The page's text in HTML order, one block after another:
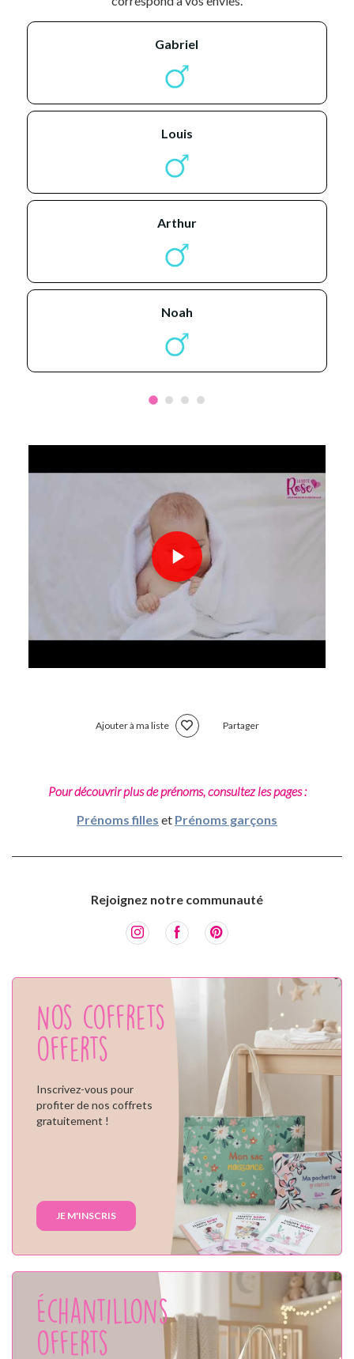
gabriel
louis
arthur
noah
Ajouter à ma liste Partager
Pour découvrir plus de prénoms, consultez les pages :
Prénoms filles et Prénoms garçons
Rejoignez notre communauté
Nos coffrets
offerts
Inscrivez-vous pour
profiter de nos coffrets
gratuitement !
JE M'INSCRIS
Échantillons
offerts